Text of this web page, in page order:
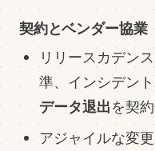
契約とベンダー協業
リリースカデン
準、インシデン
データ退出を契約
アジャイルな変